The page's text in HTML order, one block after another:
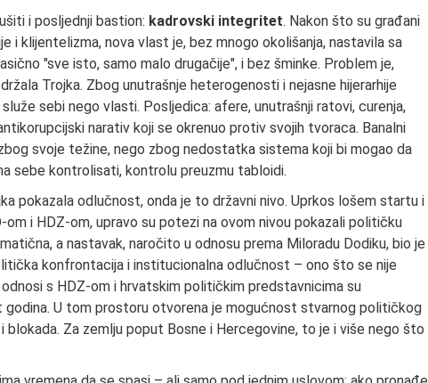
i posljednji bastion: kadrovski integritet. Nakon što su građani
i klijentelizma, nova vlast je, bez mnogo okolišanja, nastavila sa
"sve isto, samo malo drugačije", i bez šminke. Problem je,
Trojka. Zbog unutrašnje heterogenosti i nejasne hijerarhije
sebi nego vlasti. Posljedica: afere, unutrašnji ratovi, curenja,
narativ koji se okrenuo protiv svojih tvoraca. Banalni
svoje težine, nego zbog nedostatka sistema koji bi mogao da
sebe kontrolisati, kontrolu preuzmu tabloidi.
pokazala odlučnost, onda je to državni nivo. Uprkos lošem startu i
i HDZ-om, upravo su potezi na ovom nivou pokazali političku
a nastavak, naročito u odnosu prema Miloradu Dodiku, bio je
konfrontacija i institucionalna odlučnost – ono što se nije
s HDZ-om i hrvatskim političkim predstavnicima su
godina. U tom prostoru otvorena je mogućnost stvarnog političkog
blokada. Za zemlju poput Bosne i Hercegovine, to je i više nego što